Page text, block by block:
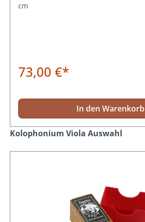
cm
73,00 €*
In den Warenkorb
Produktgalerie überspringen
Kolophonium Viola Auswahl